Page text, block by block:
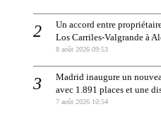
Un accord entre
Los Carriles-Valgrande à
8 août 2026 09:53
Madrid inaugure un
avec 1.891 places et une
7 août 2026 10:54